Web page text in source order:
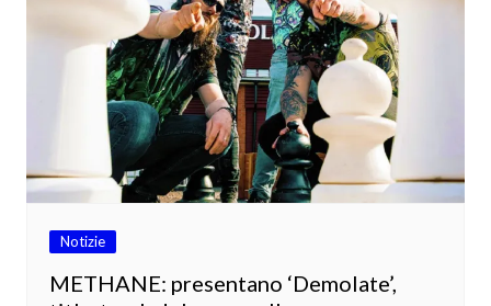
Notizie
METHANE: presentano ‘Demolate’,